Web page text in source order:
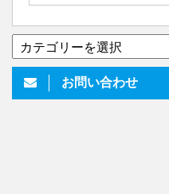
い
お問い合わせ